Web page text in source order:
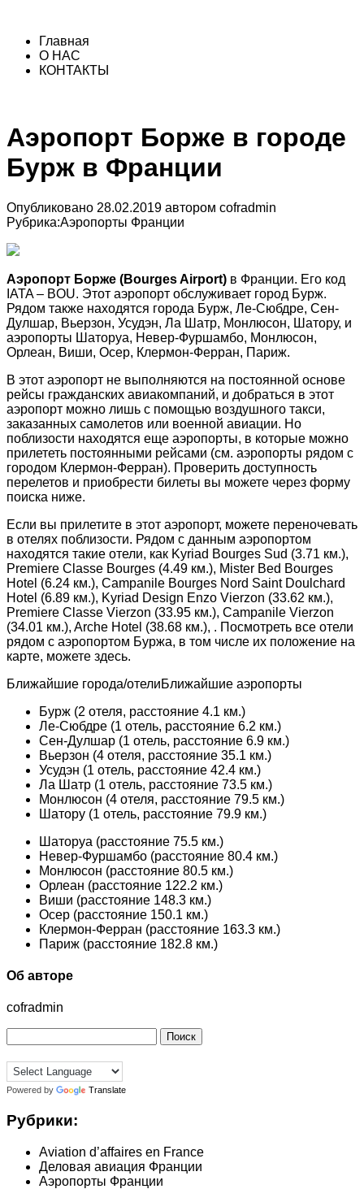
Главная
О НАС
КОНТАКТЫ
Аэропорт Борже в городе
Бурж в Франции
Опубликовано 28.02.2019 автором cofradmin
Рубрика:Аэропорты Франции
Аэропорт Борже (Bourges Airport) в Франции. Его код
IATA – BOU. Этот аэропорт обслуживает город Бурж.
Рядом также находятся города Бурж, Ле-Сюбдре, Сен-
Дулшар, Вьерзон, Усудэн, Ла Шатр, Монлюсон, Шатору, и
аэропорты Шаторуа, Невер-Фуршамбо, Монлюсон,
Орлеан, Виши, Осер, Клермон-Ферран, Париж.
В этот аэропорт не выполняются на постоянной основе
рейсы гражданских авиакомпаний, и добраться в этот
аэропорт можно лишь с помощью воздушного такси,
заказанных самолетов или военной авиации. Но
поблизости находятся еще аэропорты, в которые можно
прилететь постоянными рейсами (см. аэропорты рядом с
городом Клермон-Ферран). Проверить доступность
перелетов и приобрести билеты вы можете через форму
поиска ниже.
Если вы прилетите в этот аэропорт, можете переночевать
в отелях поблизости. Рядом с данным аэропортом
находятся такие отели, как Kyriad Bourges Sud (3.71 км.),
Premiere Classe Bourges (4.49 км.), Mister Bed Bourges
Hotel (6.24 км.), Campanile Bourges Nord Saint Doulchard
Hotel (6.89 км.), Kyriad Design Enzo Vierzon (33.62 км.),
Premiere Classe Vierzon (33.95 км.), Campanile Vierzon
(34.01 км.), Arche Hotel (38.68 км.), . Посмотреть все отели
рядом с аэропортом Буржа, в том числе их положение на
карте, можете здесь.
Ближайшие города/отелиБлижайшие аэропорты
Бурж (2 отеля, расстояние 4.1 км.)
Ле-Сюбдре (1 отель, расстояние 6.2 км.)
Сен-Дулшар (1 отель, расстояние 6.9 км.)
Вьерзон (4 отеля, расстояние 35.1 км.)
Усудэн (1 отель, расстояние 42.4 км.)
Ла Шатр (1 отель, расстояние 73.5 км.)
Монлюсон (4 отеля, расстояние 79.5 км.)
Шатору (1 отель, расстояние 79.9 км.)
Шаторуа (расстояние 75.5 км.)
Невер-Фуршамбо (расстояние 80.4 км.)
Монлюсон (расстояние 80.5 км.)
Орлеан (расстояние 122.2 км.)
Виши (расстояние 148.3 км.)
Осер (расстояние 150.1 км.)
Клермон-Ферран (расстояние 163.3 км.)
Париж (расстояние 182.8 км.)
Об авторе
cofradmin
Powered by Translate
Рубрики:
Aviation d’affaires en France
Деловая авиация Франции
Аэропорты Франции